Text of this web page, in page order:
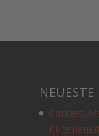
NEUESTE
Content-
KI-